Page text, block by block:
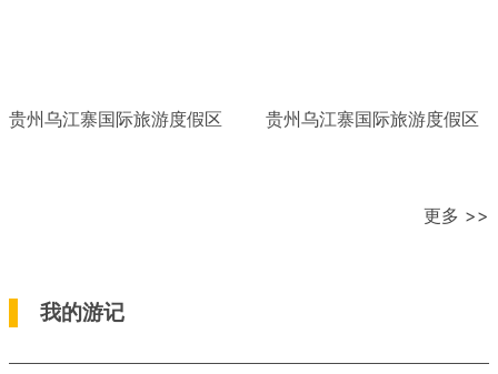
贵州乌江寨国际旅游度假区 贵州乌江寨国际旅游度假区
更多 >>
我的游记